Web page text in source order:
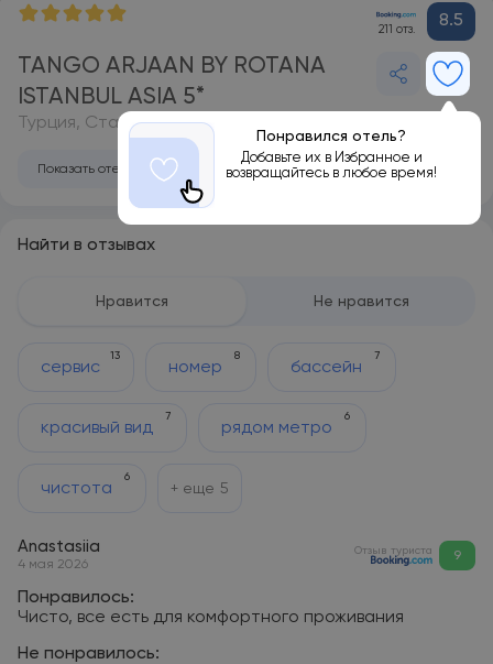
211 отз. 8.5
TANGO ARJAAN BY ROTANA
ISTANBUL ASIA 5*
Понравился отель?
Добавьте их в Избранное и
возвращайтесь в любое время!
Турция, Стамбул
Показать отель на карте
Найти в отзывах
Нравится Не нравится
сервис
13
номер
8
бассейн
7
красивый вид
7
рядом метро
6
чистота
6
+ еще 5
Anastasiia
4 мая 2026
Отзыв туриста 9
Понравилось:
Чисто, все есть для комфортного проживания
Не понравилось: